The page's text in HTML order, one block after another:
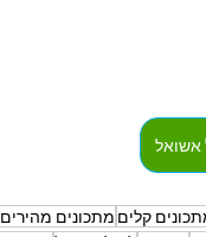
אשואל
קלים מתכונים מהירים